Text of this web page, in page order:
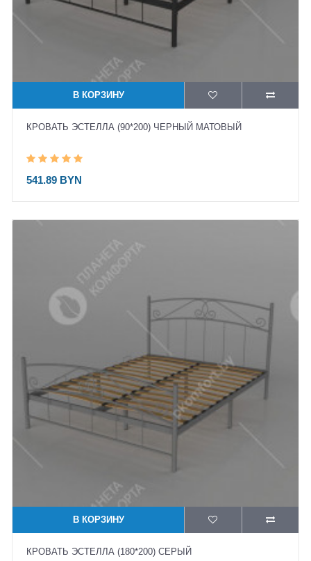
В КОРЗИНУ
КРОВАТЬ ЭСТЕЛЛА (90*200) ЧЕРНЫЙ МАТОВЫЙ
541.89 BYN
В КОРЗИНУ
КРОВАТЬ ЭСТЕЛЛА (180*200) СЕРЫЙ